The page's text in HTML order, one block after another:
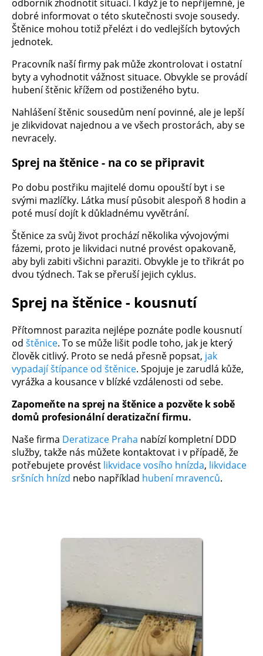
odborník zhodnotit situaci. I když je to nepříjemné, je
dobré informovat o této skutečnosti svoje sousedy.
Štěnice mohou totiž přelézt i do vedlejších bytových
jednotek.
Pracovník naší firmy pak může zkontrolovat i ostatní
byty a vyhodnotit vážnost situace. Obvykle se provádí
hubení štěnic křížem od postiženého bytu.
Nahlášení štěnic sousedům není povinné, ale je lepší
je zlikvidovat najednou a ve všech prostorách, aby se
nevracely.
Sprej na štěnice - na co se připravit
Po dobu postřiku majitelé domu opouští byt i se
svými mazlíčky. Látka musí působit alespoň 8 hodin a
poté musí dojít k důkladnému vyvětrání.
Štěnice za svůj život prochází několika vývojovými
fázemi, proto je likvidaci nutné provést opakovaně,
aby byli zabiti všichni paraziti. Obvykle je to třikrát po
dvou týdnech. Tak se přeruší jejich cyklus.
Sprej na štěnice - kousnutí
Přítomnost parazita nejlépe poznáte podle kousnutí
od štěnice. To se může lišit podle toho, jak je který
člověk citlivý. Proto se nedá přesně popsat, jak
vypadají štípance od štěnice. Spojuje je zarudlá kůže,
vyrážka a kousance v blízké vzdálenosti od sebe.
Zapomeňte na sprej na štěnice a pozvěte k sobě
domů profesionální deratizační firmu.
Naše firma Deratizace Praha nabízí kompletní DDD
služby, takže nás můžete kontaktovat i v případě, že
potřebujete provést likvidace vosího hnízda, likvidace
sršních hnízd nebo například hubení mravenců.